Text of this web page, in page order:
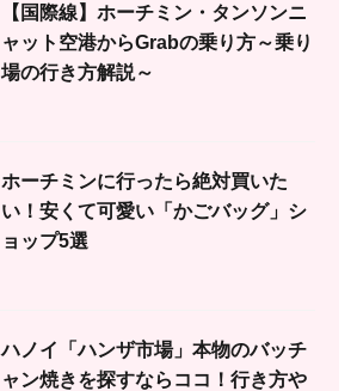
【国際線】ホーチミン・タンソンニ
ャット空港からGrabの乗り方～乗り
場の行き方解説～
ホーチミンに行ったら絶対買いた
い！安くて可愛い「かごバッグ」シ
ョップ5選
ハノイ「ハンザ市場」本物のバッチ
ャン焼きを探すならココ！行き方や